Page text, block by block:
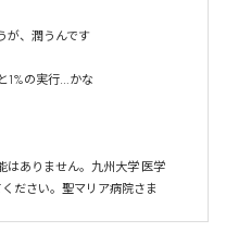
が、潤うんです
1%の実行…かな
はありません。九州大学 医学
ださい。聖マリア病院さま